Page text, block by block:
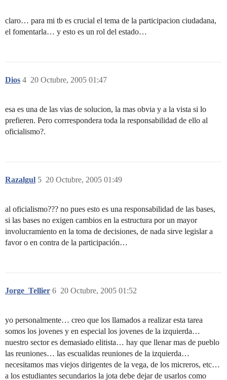
claro… para mi tb es crucial el tema de la participacion ciudadana,
el fomentarla… y esto es un rol del estado…
Dios 20 Octubre, 2005 01:47
4
esa es una de las vias de solucion, la mas obvia y a la vista si lo
prefieren. Pero corrrespondera toda la responsabilidad de ello al
oficialismo?.
Razalgul 20 Octubre, 2005 01:49
5
al oficialismo??? no pues esto es una responsabilidad de las bases,
si las bases no exigen cambios en la estructura por un mayor
involucramiento en la toma de decisiones, de nada sirve legislar a
favor o en contra de la participación…
Jorge_Tellier 20 Octubre, 2005 01:52
6
yo personalmente… creo que los llamados a realizar esta tarea
somos los jovenes y en especial los jovenes de la izquierda…
nuestro sector es demasiado elitista… hay que llenar mas de pueblo
las reuniones… las escualidas reuniones de la izquierda…
necesitamos mas viejos dirigentes de la vega, de los micreros, etc…
a los estudiantes secundarios la jota debe dejar de usarlos como